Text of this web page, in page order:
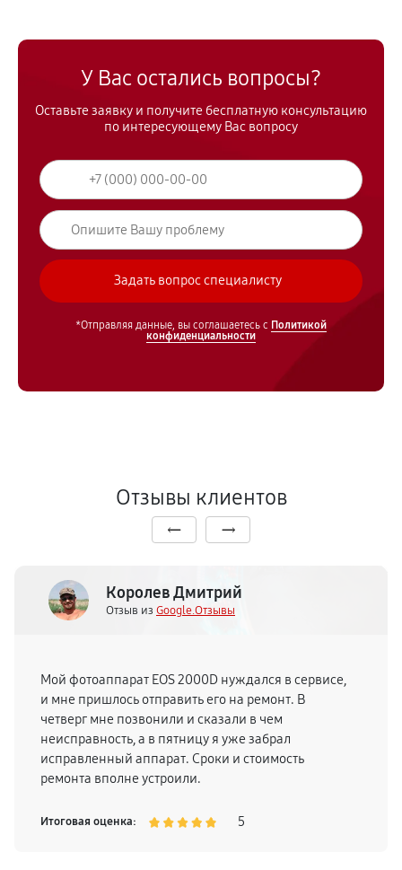
У Вас остались вопросы?
Оставьте заявку и получите бесплатную консультацию
по интересующему Вас вопросу
*Отправляя данные, вы соглашаетесь с Политикой
конфиденциальности
Отзывы клиентов
Королев Дмитрий
Отзыв из Google.Отзывы
Мой фотоаппарат EOS 2000D нуждался в сервисе,
и мне пришлось отправить его на ремонт. В
четверг мне позвонили и сказали в чем
неисправность, а в пятницу я уже забрал
исправленный аппарат. Сроки и стоимость
ремонта вполне устроили.
Итоговая оценка: 5